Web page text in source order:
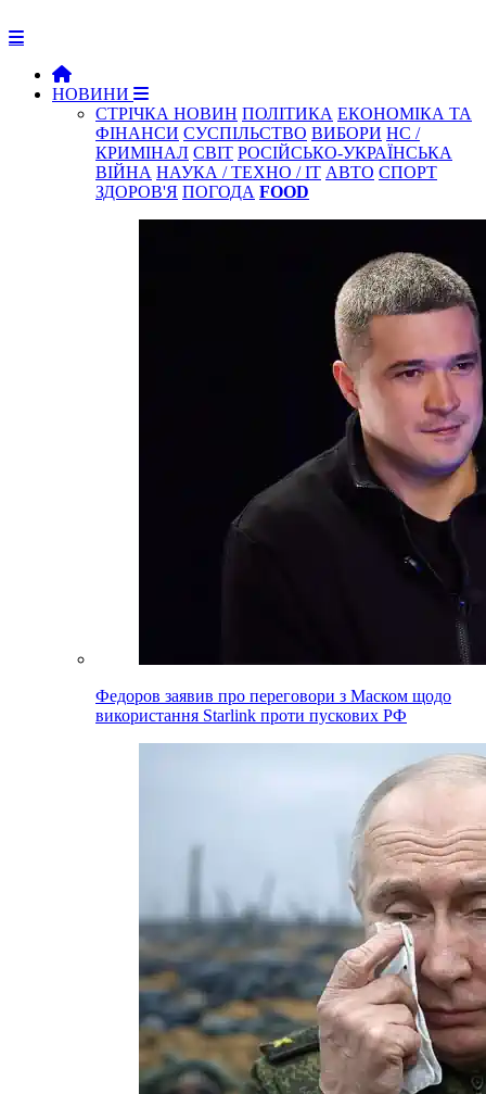
НОВИНИ
СТРІЧКА НОВИН ПОЛІТИКА ЕКОНОМІКА ТА
ФІНАНСИ СУСПІЛЬСТВО ВИБОРИ НС /
КРИМІНАЛ СВІТ РОСІЙСЬКО-УКРАЇНСЬКА
ВІЙНА НАУКА / ТЕХНО / IT АВТО СПОРТ
ЗДОРОВ'Я ПОГОДА FOOD
Федоров заявив про переговори з Маском щодо
використання Starlink проти пускових РФ